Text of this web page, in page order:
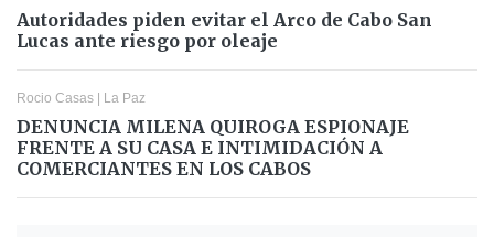
Autoridades piden evitar el Arco de Cabo San
Lucas ante riesgo por oleaje
Rocio Casas | La Paz
DENUNCIA MILENA QUIROGA ESPIONAJE
FRENTE A SU CASA E INTIMIDACIÓN A
COMERCIANTES EN LOS CABOS